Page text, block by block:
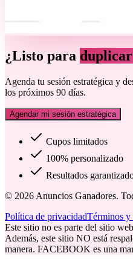
¿Listo para
Agenda tu sesión estratégica y
los próximos 90 días.
Agendar mi sesión estratégica
Cupos limitados
100% personalizado
Resultados
© 2026 Anuncios Ganadores.
Política de privacidadTérminos y
Este sitio no es parte del sitio
Además, este sitio NO está
manera. FACEBOOK es una